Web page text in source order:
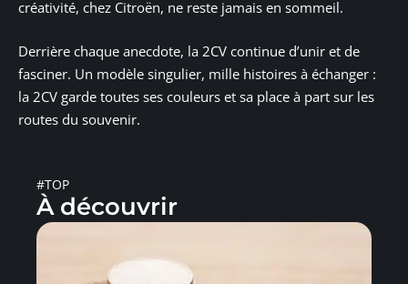
créativité, chez Citroën, ne reste jamais en sommeil.
Derrière chaque anecdote, la 2CV continue d’unir et de
fasciner. Un modèle singulier, mille histoires à échanger :
la 2CV garde toutes ses couleurs et sa place à part sur les
routes du souvenir.
#TOP
À découvrir